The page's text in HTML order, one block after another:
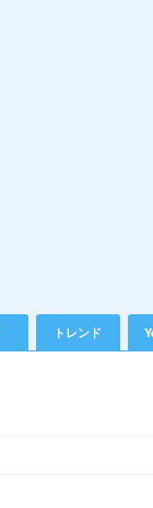
トレンド